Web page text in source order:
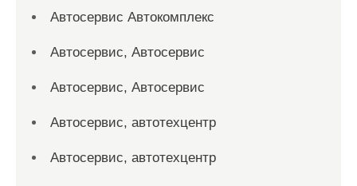
Автосервис Автокомплекс
Автосервис, Автосервис
Автосервис, Автосервис
Автосервис, автотехцентр
Автосервис, автотехцентр